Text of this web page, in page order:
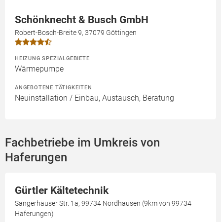
Schönknecht & Busch GmbH
Robert-Bosch-Breite 9, 37079 Göttingen
HEIZUNG SPEZIALGEBIETE
Wärmepumpe
ANGEBOTENE TÄTIGKEITEN
Neuinstallation / Einbau, Austausch, Beratung
Fachbetriebe im Umkreis von
Haferungen
Gürtler Kältetechnik
Sangerhäuser Str. 1a, 99734 Nordhausen (9km von 99734
Haferungen)